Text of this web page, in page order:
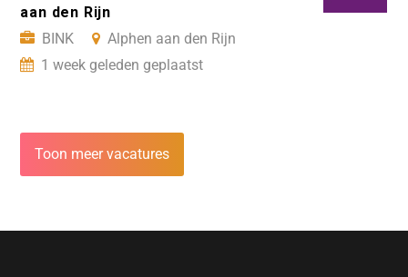
aan den Rijn
BINK
Alphen aan den Rijn
1 week geleden geplaatst
Toon meer vacatures